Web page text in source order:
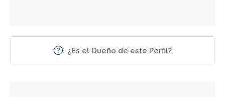
¿Es el Dueño de este Perfil?